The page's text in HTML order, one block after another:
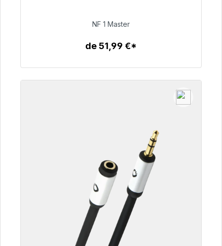
99,00 €
NF 1 Master
de 51,99 €*